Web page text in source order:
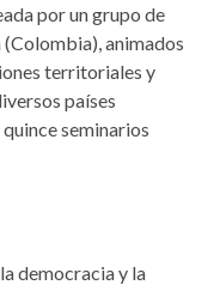
por un grupo de
animados
territoriales y
países
seminarios
democracia y la